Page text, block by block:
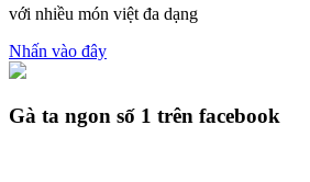
với nhiều món việt đa dạng
Nhấn vào đây
Gà ta ngon số 1 trên facebook